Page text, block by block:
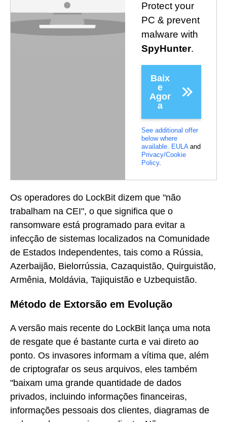
Protect your
PC & prevent
malware with
SpyHunter.
Baix
e
Agor
a
See additional offer
below where
available.
EULAand
Privacy/Cookie
Policy.
Os operadores do LockBit dizem que "não
trabalham na CEI", o que significa que o
ransomware está programado para evitar a
infecção de sistemas localizados na Comunidade
de Estados Independentes, tais como a Rússia,
Azerbaijão, Bielorrússia, Cazaquistão, Quirguistão,
Armênia, Moldávia, Tajiquistão e Uzbequistão.
Método de Extorsão em Evolução
A versão mais recente do LockBit lança uma nota
de resgate que é bastante curta e vai direto ao
ponto. Os invasores informam a vítima que, além
de criptografar os seus arquivos, eles também
"baixam uma grande quantidade de dados
privados, incluindo informações financeiras,
informações pessoais dos clientes, diagramas de